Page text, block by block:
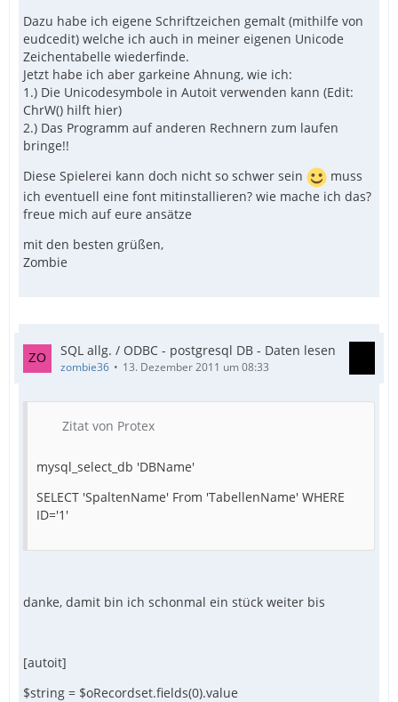
Dazu habe ich eigene Schriftzeichen gemalt (mithilfe von
eudcedit) welche ich auch in meiner eigenen Unicode
Zeichentabelle wiederfinde.
Jetzt habe ich aber garkeine Ahnung, wie ich:
1.) Die Unicodesymbole in Autoit verwenden kann (Edit:
ChrW() hilft hier)
2.) Das Programm auf anderen Rechnern zum laufen
bringe!!
Diese Spielerei kann doch nicht so schwer sein
muss
ich eventuell eine font mitinstallieren? wie mache ich das?
freue mich auf eure ansätze
mit den besten grüßen,
Zombie
SQL allg. / ODBC - postgresql DB - Daten lesen
zombie36 13. Dezember 2011 um 08:33
Zitat von Protex
mysql_select_db 'DBName'
SELECT 'SpaltenName' From 'TabellenName' WHERE
ID='1'
danke, damit bin ich schonmal ein stück weiter bis
[autoit]
$string = $oRecordset.fields(0).value